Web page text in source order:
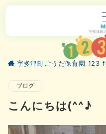
宇多津町
宇多津町ごうだ保育園 123
ブログ
こんにちは(^^♪